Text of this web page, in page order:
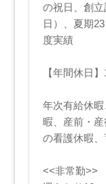
の祝日、創
日）、夏期
度実績
【年間休日
年次有給休
暇、産前・
の看護休暇
<<非常勤>>